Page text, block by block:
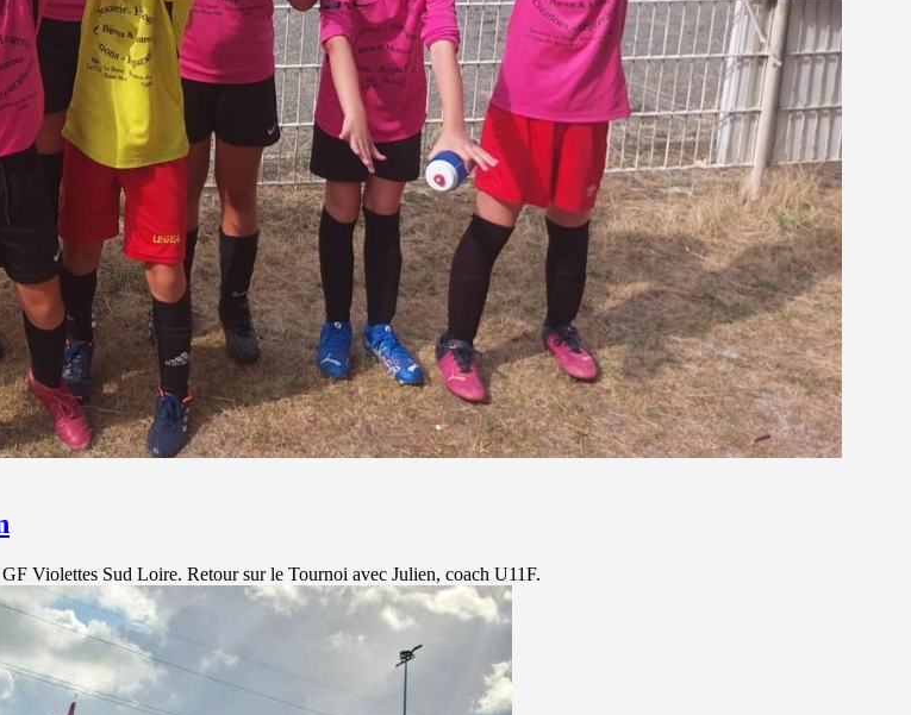
Violettes Sud Loire. Retour sur le Tournoi avec Julien, coach U11F.